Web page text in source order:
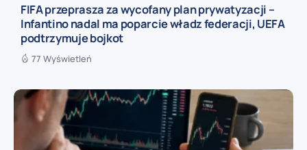
FIFA przeprasza za wycofany plan prywatyzacji –
Infantino nadal ma poparcie władz federacji, UEFA
podtrzymuje bojkot
77 Wyświetleń